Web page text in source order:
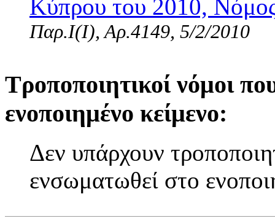
Κύπρου του 2010,
Παρ.Ι(I), Αρ.4149, 5/2/2010
Τροποποιητικοί νόμοι
ενοποιημένο κείμενο:
Δεν υπάρχουν
ενσωματωθεί στο